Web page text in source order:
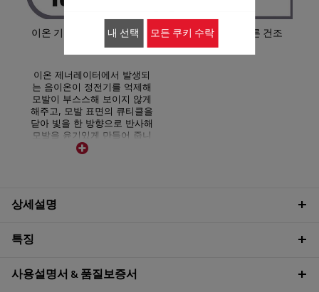
이온 기능으로 윤기나는 머릿
이온 제너레이터에서 발생되
는 음이온이 정전기를 억제해
모발이 부스스해 보이지 않게
해주고, 모발 표면의 큐티클을
닫아 빛을 한 방향으로 반사해
모발을 윤기있게 만들어 줍니
다.
강력한 파워로 빠른 건조
상세설명
특징
사용설명서 & 품질보증서
내 선택 모든 쿠키 수락